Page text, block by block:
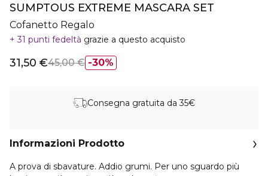
SUMPTOUS EXTREME MASCARA SET
Cofanetto Regalo
31 punti fedeltà grazie a questo acquisto
30%
31,50 €45,00 €
Consegna gratuita da 35€
Informazioni Prodotto
A prova di sbavature. Addio grumi. Per uno sguardo più